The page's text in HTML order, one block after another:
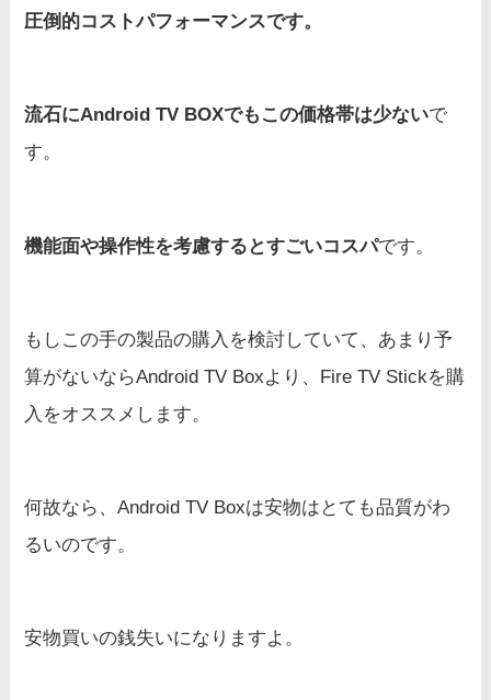
圧倒的コストパフォーマンスです。
流石にAndroid TV BOXでもこの価格帯は少ないで
す。
機能面や操作性を考慮するとすごいコスパです。
もしこの手の製品の購入を検討していて、あまり予
算がないならAndroid TV Boxより、Fire TV Stickを購
入をオススメします。
何故なら、Android TV Boxは安物はとても品質がわ
るいのです。
安物買いの銭失いになりますよ。